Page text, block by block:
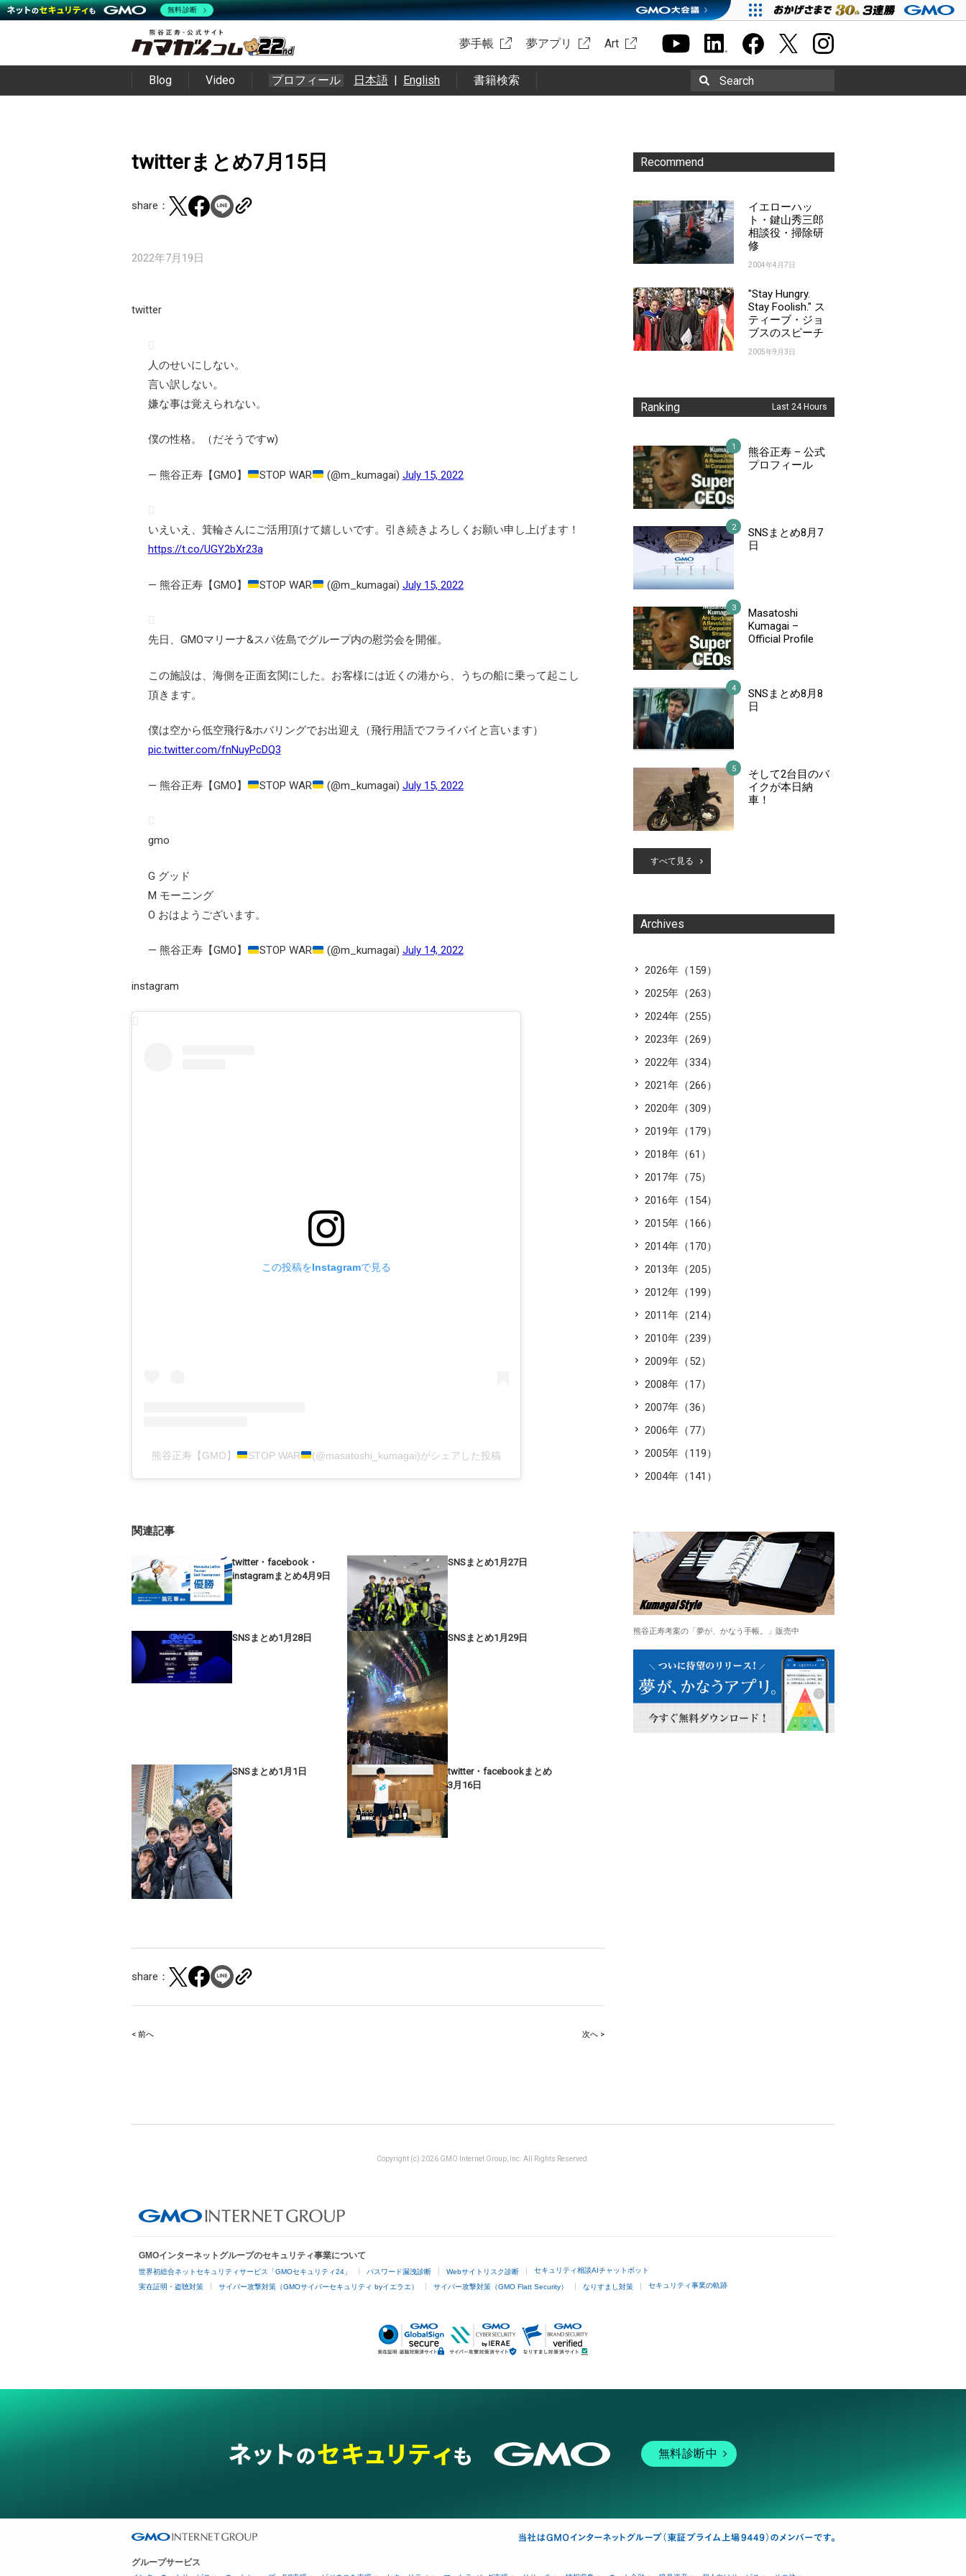
夢手帳 夢アプリ Art
Blog Video プロフィール 日本語 | English 書籍検索 Search
twitterまとめ7月15日
share：
2022年7月19日
twitter
人のせいにしない。
言い訳しない。
嫌な事は覚えられない。
僕の性格。（だそうですw)
— 熊谷正寿【GMO】 STOP WAR (@m_kumagai) July 15, 2022
いえいえ、箕輪さんにご活用頂けて嬉しいです。引き続きよろしくお願い申し上げます！
https://t.co/UGY2bXr23a
— 熊谷正寿【GMO】 STOP WAR (@m_kumagai) July 15, 2022
先日、GMOマリーナ&スパ佐島でグループ内の慰労会を開催。
この施設は、海側を正面玄関にした。お客様には近くの港から、うちの船に乗って起こし
頂きます。
僕は空から低空飛行&ホバリングでお出迎え（飛行用語でフライバイと言います）
pic.twitter.com/fnNuyPcDQ3
— 熊谷正寿【GMO】 STOP WAR (@m_kumagai) July 15, 2022
gmo
G グッド
M モーニング
O おはようございます。
— 熊谷正寿【GMO】 STOP WAR (@m_kumagai) July 14, 2022
instagram
この投稿をInstagramで見る
熊谷正寿【GMO】 STOP WAR (@masatoshi_kumagai)がシェアした投稿
関連記事
twitter・facebook・
instagramまとめ4月9日
SNSまとめ1月27日
SNSまとめ1月28日 SNSまとめ1月29日
SNSまとめ1月1日
twitter・facebookまとめ
3月16日
share：
Post
< 前へ 次へ >
Recommend
イエローハッ
ト・鍵山秀三郎
相談役・掃除研
修
2004年4月7日
"Stay Hungry.
Stay Foolish." ス
ティーブ・ジョ
ブスのスピーチ
2005年9月3日
Ranking Last 24 Hours
熊谷正寿 – 公式
プロフィール
SNSまとめ8月7
日
Masatoshi
Kumagai –
Official Profile
SNSまとめ8月8
日
そして2台目のバ
イクが本日納
車！
すべて見る
Archives
2026年（159）
2025年（263）
2024年（255）
2023年（269）
2022年（334）
2021年（266）
2020年（309）
2019年（179）
2018年（61）
2017年（75）
2016年（154）
2015年（166）
2014年（170）
2013年（205）
2012年（199）
2011年（214）
2010年（239）
2009年（52）
2008年（17）
2007年（36）
2006年（77）
2005年（119）
2004年（141）
熊谷正寿考案の「夢が、かなう手帳。」販売中
Copyright (c) 2026 GMO Internet Group, Inc. All Rights Reserved.
GMOインターネットグループのセキュリティ事業について
世界初総合ネットセキュリティサービス「GMOセキュリティ24」 パスワード漏洩診断 Webサイトリスク診断 セキュリティ相談AIチャットボット
実在証明・盗聴対策 サイバー攻撃対策（GMOサイバーセキュリティ byイエラエ） サイバー攻撃対策（GMO Flatt Security） なりすまし対策 セキュリティ事業の軌跡
無料診断中
グループサービス
無料診断